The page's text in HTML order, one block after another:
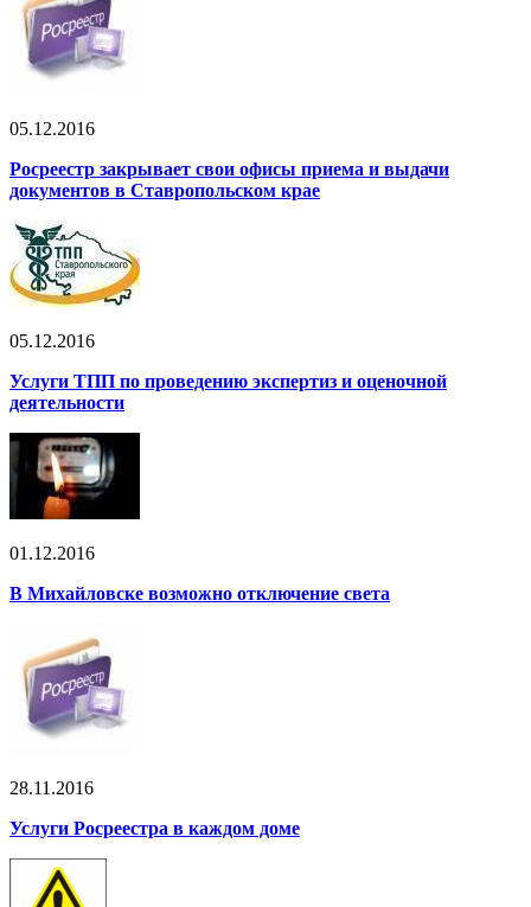
05.12.2016
Росреестр закрывает свои офисы приема и выдачи
документов в Ставропольском крае
05.12.2016
Услуги ТПП по проведению экспертиз и оценочной
деятельности
01.12.2016
В Михайловске возможно отключение света
28.11.2016
Услуги Росреестра в каждом доме